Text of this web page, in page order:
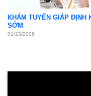
KHÁM TUYẾN GIÁP ĐỊNH
SỚM
01/23/2026